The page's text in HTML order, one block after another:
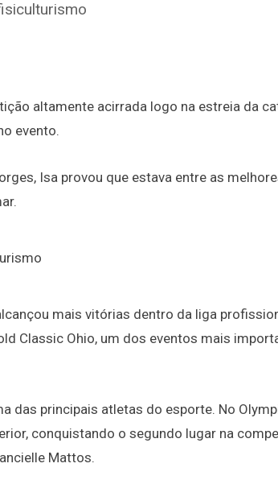
altamente acirrada logo na estreia da
evento.
Isa provou que estava entre as
mais vitórias dentro da liga
Classic Ohio, um dos eventos mais
das principais atletas do esporte. No
conquistando o segundo lugar na
Mattos.